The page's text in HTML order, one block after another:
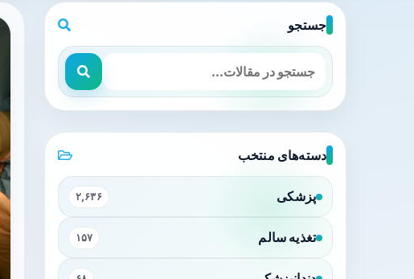
جستجو
دسته‌های منتخب
پزشکی ۲,۶۳۶
تغذیه سالم ۱۵۷